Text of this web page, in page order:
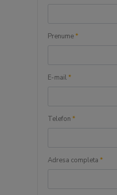
Prenume*
E-mail*
Telefon *
Adresa completa *